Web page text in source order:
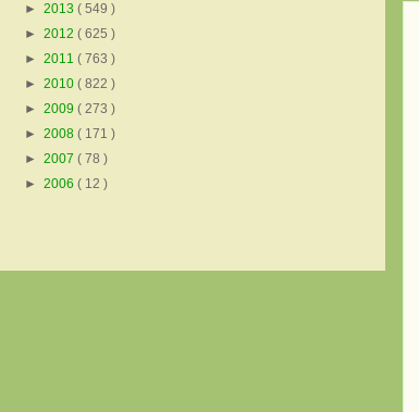
► 2013 ( 549 )
► 2012 ( 625 )
► 2011 ( 763 )
► 2010 ( 822 )
► 2009 ( 273 )
► 2008 ( 171 )
► 2007 ( 78 )
► 2006 ( 12 )